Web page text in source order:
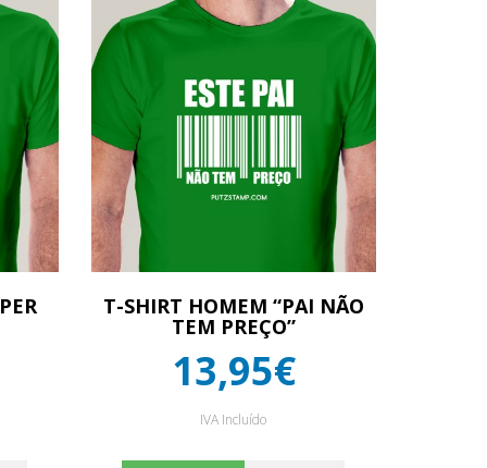
T-SHIRT HOMEM “PAI NÃO
TEM PREÇO”
13,95€
IVA Incluído